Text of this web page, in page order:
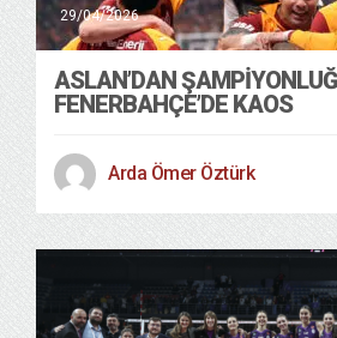
29/04/2026
ASLAN’DAN
FENERBAHÇE’DE KAOS
Arda Ömer Öztürk